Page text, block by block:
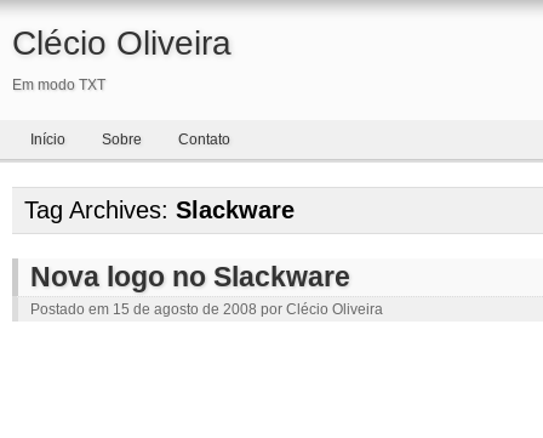
Clécio Oliveira
Em modo TXT
Início Sobre Contato
Tag Archives: Slackware
Nova logo no Slackware
Postado em 15 de agosto de 2008 por Clécio Oliveira